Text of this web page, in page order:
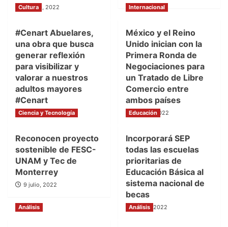
18 julio, 2022
Cultura
#Cenart Abuelares,
una obra que busca
generar reflexión
para visibilizar y
valorar a nuestros
adultos mayores
#Cenart
11 julio, 2022
Internacional
México y el Reino
Unido inician con la
Primera Ronda de
Negociaciones para
un Tratado de Libre
Comercio entre
ambos países
11 julio, 2022
Ciencia y Tecnología
Reconocen proyecto
sostenible de FESC-
UNAM y Tec de
Monterrey
9 julio, 2022
Educación
Incorporará SEP
todas las escuelas
prioritarias de
Educación Básica al
sistema nacional de
becas
9 julio, 2022
Análisis Análisis